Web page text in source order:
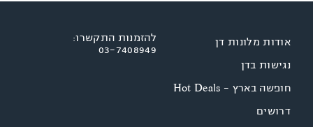
אודות מלונות דן
נגישות בדן
חופשה בארץ - Hot Deals
דרושים
להזמנות התקשרו:
03-7408949